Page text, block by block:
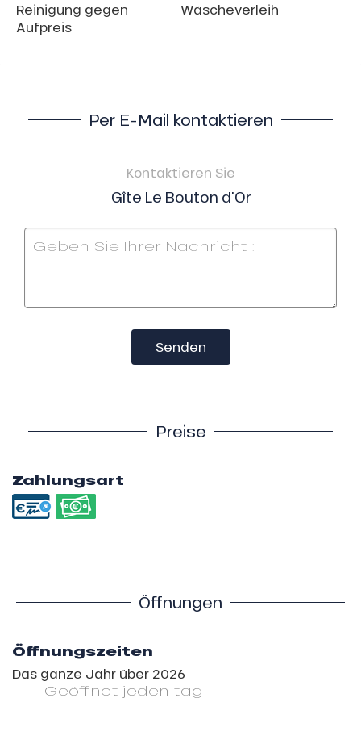
Reinigung gegen
Aufpreis
Wäscheverleih
Per E-Mail kontaktieren
Kontaktieren Sie
Gîte Le Bouton d'Or
Senden
Preise
Zahlungsart
Öffnungen
Öffnungszeiten
Das ganze Jahr über 2026
Geöffnet jeden tag